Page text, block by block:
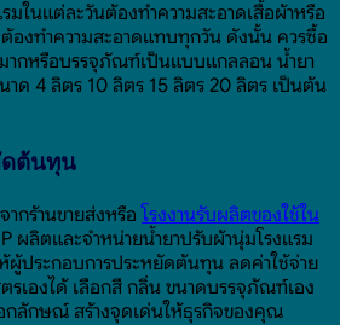
มในแต่ละวันต้องทำความสะอาดเสื้อผ้าหรือ
องทำความสะอาดแทบทุกวัน ดังนั้น ควรซื้อ
ากหรือบรรจุภัณฑ์เป็นแบบแกลลอน น้ำยา
ด 4 ลิตร 10 ลิตร 15 ลิตร 20 ลิตร เป็นต้น
ต้นทุน
ากร้านขายส่งหรือโรงงานรับผลิตของใช้ใน
ผลิตและจำหน่ายน้ำยาปรับผ้านุ่มโรงแรม
ผู้ประกอบการประหยัดต้นทุน ลดค่าใช้จ่าย
รเองได้ เลือกสี กลิ่น ขนาดบรรจุภัณฑ์เอง
อกลักษณ์ สร้างจุดเด่นให้ธุรกิจของคุณ